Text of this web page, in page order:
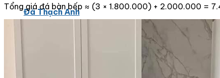
Đá Thạch Anh
Tổng giá đá bàn bếp ≈ (3 × 1.800.000) + 2.000.000 =